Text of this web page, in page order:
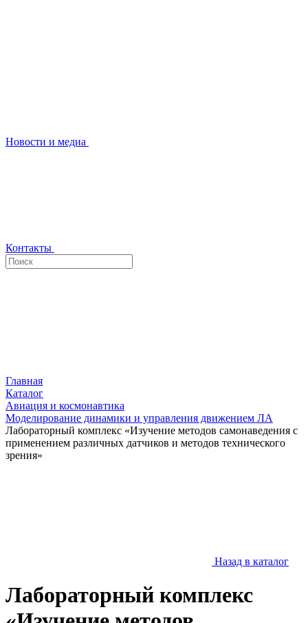
Новости и медиа
Контакты
Главная
Каталог
Авиация и космонавтика
Моделирование динамики и управления движением ЛА
Лабораторный комплекс «Изучение методов самонаведения с
применением различных датчиков и методов технического
зрения»
Назад в каталог
Лабораторный комплекс